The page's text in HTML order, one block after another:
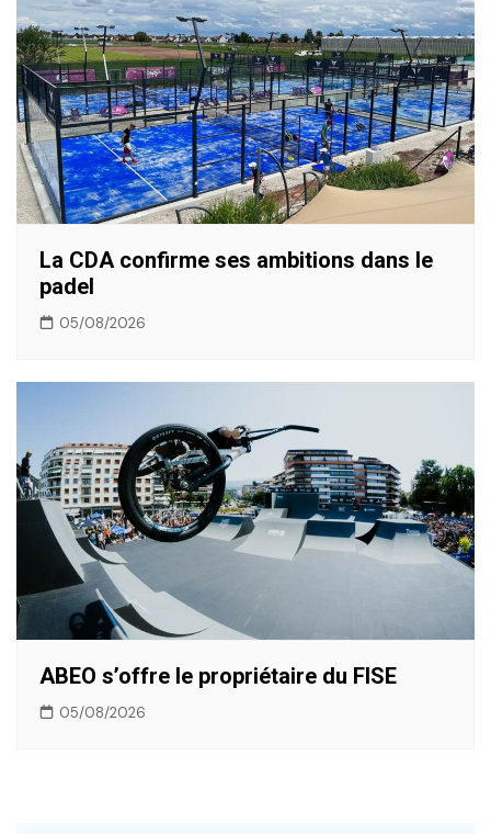
La CDA confirme ses ambitions dans le
padel
05/08/2026
ABEO s’offre le propriétaire du FISE
05/08/2026